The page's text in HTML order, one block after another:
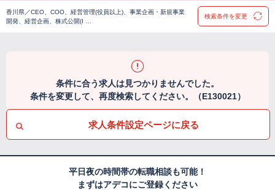
香川県／CEO、COO、経営管理(役員以上)、事業企画・新規事業
開発、経営企画、株式公開(I …
検索条件を変更
条件に合う求人は見つかりませんでした。
条件を変更して、再度検索してください。（E130021）
求人条件設定ページに戻る
平日夜の時間帯の転職相談も可能！
まずはアデコにご登録ください